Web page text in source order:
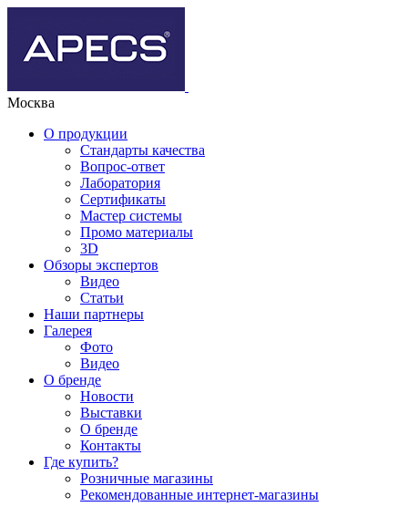
Москва
О продукции
Стандарты качества
Вопрос-ответ
Лаборатория
Сертификаты
Мастер системы
Промо материалы
3D
Обзоры экспертов
Видео
Статьи
Наши партнеры
Галерея
Фото
Видео
О бренде
Новости
Выставки
О бренде
Контакты
Где купить?
Розничные магазины
Рекомендованные интернет-магазины